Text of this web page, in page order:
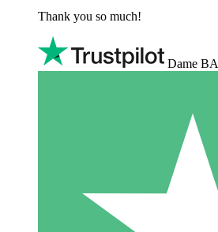
Thank you so much!
Dame BA